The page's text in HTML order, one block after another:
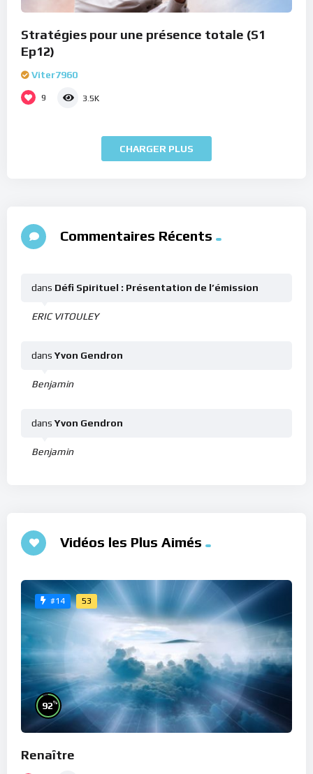
Stratégies pour une présence totale (S1
Ep12)
Viter7960
9 3.5K
CHARGER PLUS
Commentaires Récents
ERIC VITOULEY
dans Défi Spirituel : Présentation de l’émission
Benjamin
dans Yvon Gendron
Benjamin
dans Yvon Gendron
Vidéos les Plus Aimés
#14 53
92%
Renaître